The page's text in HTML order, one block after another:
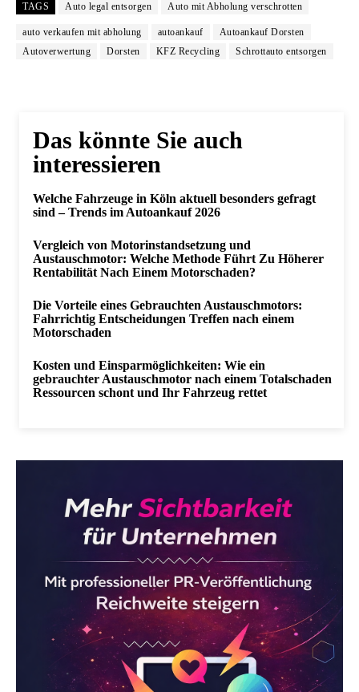
TAGS Auto legal entsorgen Auto mit Abholung verschrotten
auto verkaufen mit abholung autoankauf
Autoankauf Dorsten
Autoverwertung
Dorsten KFZ Recycling Schrottauto entsorgen
Das könnte Sie auch
interessieren
Welche Fahrzeuge in Köln aktuell besonders gefragt
sind – Trends im Autoankauf 2026
Vergleich von Motorinstandsetzung und
Austauschmotor: Welche Methode Führt Zu Höherer
Rentabilität Nach Einem Motorschaden?
Die Vorteile eines Gebrauchten Austauschmotors:
Fahrrichtig Entscheidungen Treffen nach einem
Motorschaden
Kosten und Einsparmöglichkeiten: Wie ein
gebrauchter Austauschmotor nach einem Totalschaden
Ressourcen schont und Ihr Fahrzeug rettet